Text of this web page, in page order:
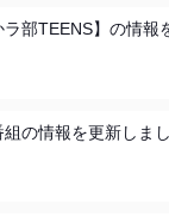
部TEENS】の情報
の情報を更新しまし